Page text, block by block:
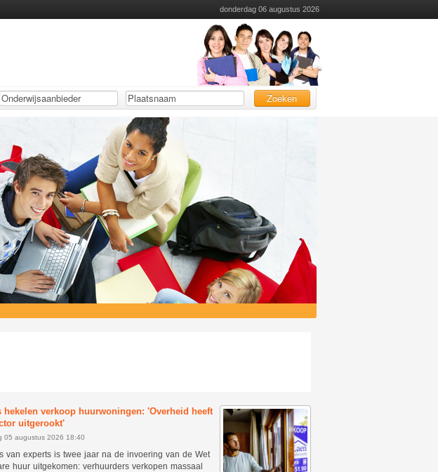
donderdag 06 augustus 2026
Zoeken
hekelen verkoop huurwoningen: 'Overheid heeft
uitgerookt'
05 augustus 2026 18:40
van experts is twee jaar na de invoering van de Wet
huur uitgekomen: verhuurders verkopen massaal